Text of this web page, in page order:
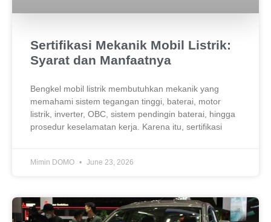
Sertifikasi Mekanik Mobil Listrik:
Syarat dan Manfaatnya
Bengkel mobil listrik membutuhkan mekanik yang
memahami sistem tegangan tinggi, baterai, motor
listrik, inverter, OBC, sistem pendingin baterai, hingga
prosedur keselamatan kerja. Karena itu, sertifikasi
Mimin DOMO June 23, 2026